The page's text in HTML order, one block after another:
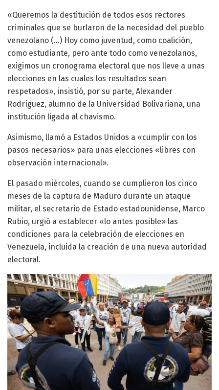
«Queremos la destitución de todos esos rectores
criminales que se burlaron de la necesidad del pueblo
venezolano (…) Hoy como juventud, como coalición,
como estudiante, pero ante todo como venezolanos,
exigimos un cronograma electoral que nos lleve a unas
elecciones en las cuales los resultados sean
respetados», insistió, por su parte, Alexander
Rodríguez, alumno de la Universidad Bolivariana, una
institución ligada al chavismo.
Asimismo, llamó a Estados Unidos a «cumplir con los
pasos necesarios» para unas elecciones «libres con
observación internacional».
El pasado miércoles, cuando se cumplieron los cinco
meses de la captura de Maduro durante un ataque
militar, el secretario de Estado estadounidense, Marco
Rubio, urgió a establecer «lo antes posible» las
condiciones para la celebración de elecciones en
Venezuela, incluida la creación de una nueva autoridad
electoral.